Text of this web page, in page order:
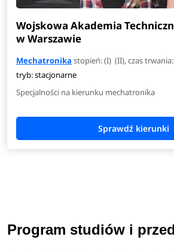
Wojskowa Akademia
w Warszawie
Mechatronika stopień: (I) (II), czas
tryb: stacjonarne
Specjalności na kierunku mechatronika
Program studiów i